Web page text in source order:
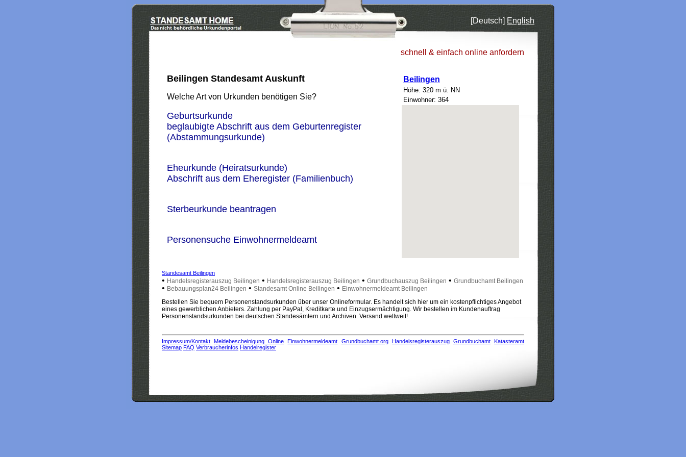
[Deutsch] English
schnell & einfach online anfordern
Beilingen Standesamt Auskunft
Welche Art von Urkunden benötigen Sie?
Geburtsurkunde
beglaubigte Abschrift aus dem Geburtenregister
(Abstammungsurkunde)
Eheurkunde (Heiratsurkunde)
Abschrift aus dem Eheregister (Familienbuch)
Sterbeurkunde beantragen
Personensuche Einwohnermeldeamt
Beilingen
Höhe: 320 m ü. NN
Einwohner: 364
Standesamt Beilingen
• Handelsregisterauszug Beilingen • Handelsregisterauszug Beilingen • Grundbuchauszug Beilingen • Grundbuchamt Beilingen
• Bebauungsplan24 Beilingen • Standesamt Online Beilingen • Einwohnermeldeamt Beilingen
Bestellen Sie bequem Personenstandsurkunden über unser Onlineformular. Es handelt sich hier um ein kostenpflichtiges Angebot
eines gewerblichen Anbieters. Zahlung per PayPal, Kreditkarte und Einzugsermächtigung. Wir bestellen im Kundenauftrag
Personenstandsurkunden bei deutschen Standesämtern und Archiven. Versand weltweit!
Impressum/Kontakt Meldebescheinigung Online Einwohnermeldeamt Grundbuchamt.org Handelsregisterauszug Grundbuchamt Katasteramt
Sitemap FAQ Verbraucherinfos Handelregister